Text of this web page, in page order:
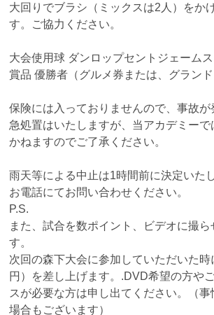
大回りでブラシ（ミックスは2人）をか
す。ご協力ください。
大会使用球 ダンロップセントジェームス
賞品 優勝者（グルメ券または、グランド
保険には入っておりませんので、事故
急処置はいたしますが、当アカデミー
かねますのでご了承ください。
雨天等による中止は1時間前に決定いた
お電話にてお問い合わせください。
P.S.
また、試合を数ポイント、ビデオに撮ら
す。
次回の森下大会に参加していただいた
円）を差し上げます。.DVD希望の方や
スが必要な方は申し出てください。（
場合もございます）